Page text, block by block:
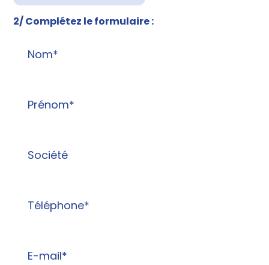
2/ Complétez le formulaire :